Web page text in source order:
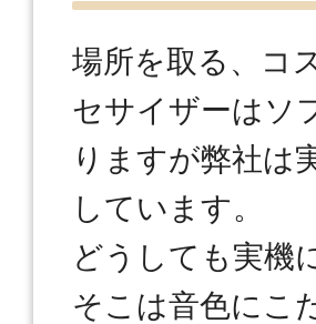
場所を取る、コ
セサイザーはソ
りますが弊社は
しています。
どうしても実機
そこは音色にこ